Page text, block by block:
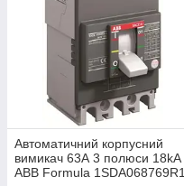
Автоматичний корпусний
вимикач 63А 3 полюси 18kA
ABB Formula 1SDA068769R1